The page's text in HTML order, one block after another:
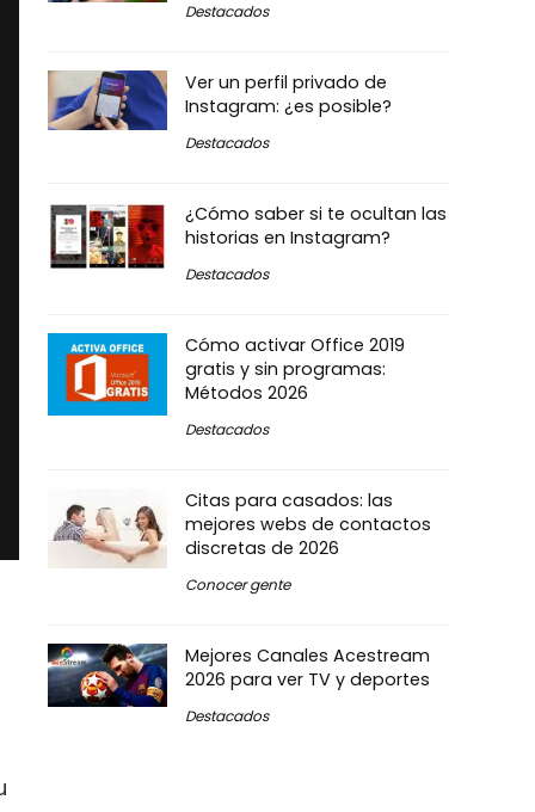
Destacados
Ver un perfil privado de
Instagram: ¿es posible?
Destacados
¿Cómo saber si te ocultan las
historias en Instagram?
Destacados
Cómo activar Office 2019
gratis y sin programas:
Métodos 2026
Destacados
Citas para casados: las
mejores webs de contactos
discretas de 2026
Conocer gente
Mejores Canales Acestream
2026 para ver TV y deportes
Destacados